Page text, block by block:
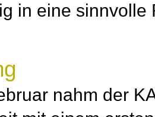
in eine sinnvolle
nahm der